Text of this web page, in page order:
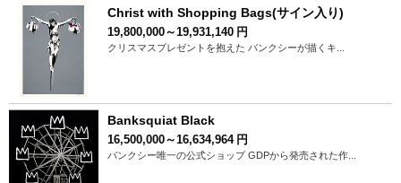
Christ with Shopping Bags(サイン入り)
19,800,000～19,931,140 円
クリスマスプレゼントを抱えた バンクシーが描くキ...
Banksquiat Black
16,500,000～16,634,964 円
バンクシー唯一の公式ショップ GDPから発売された作...